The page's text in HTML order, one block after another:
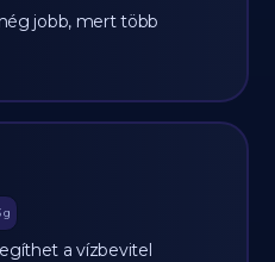
jobb, mert több
g
a vízbevitel